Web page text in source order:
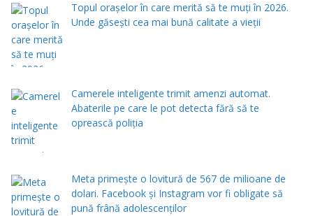
Topul orașelor în care merită să te muți în 2026.
Unde găsești cea mai bună calitate a vieții
Camerele inteligente trimit amenzi automat.
Abaterile pe care le pot detecta fără să te
oprească poliția
Meta primește o lovitură de 567 de milioane de
dolari. Facebook și Instagram vor fi obligate să
pună frână adolescenților